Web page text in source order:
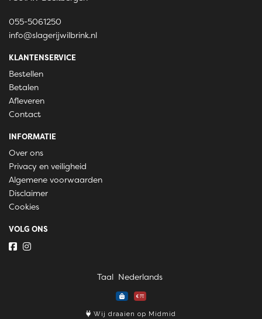
055-5061250
info@slagerijwilbrink.nl
KLANTENSERVICE
Bestellen
Betalen
Afleveren
Contact
INFORMATIE
Over ons
Privacy en veiligheid
Algemene voorwaarden
Disclaimer
Cookies
VOLG ONS
Taal
Wij draaien op Midmid